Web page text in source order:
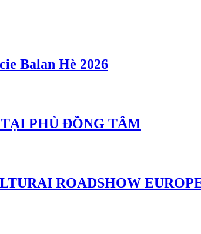
Balan Hè 2026
PHỦ ĐỒNG TÂM
ROADSHOW